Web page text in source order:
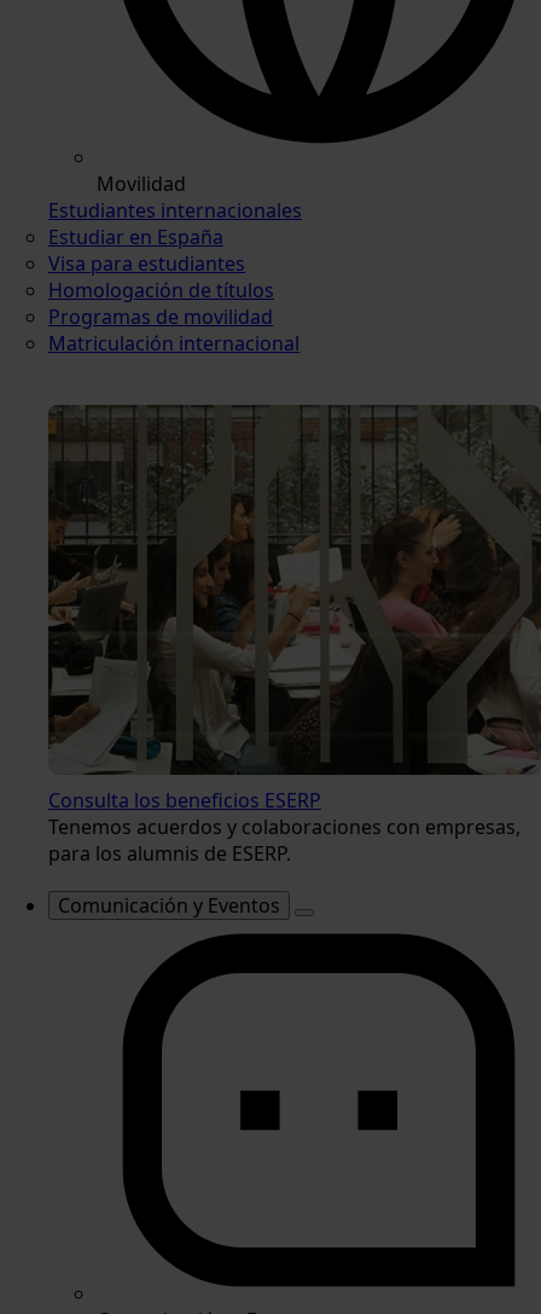
Movilidad
Estudiantes internacionales
Estudiar en España
Visa para estudiantes
Homologación de títulos
Programas de movilidad
Matriculación internacional
Consulta los beneficios ESERP
Tenemos acuerdos y colaboraciones con empresas,
para los alumnis de ESERP.
Comunicación y Eventos